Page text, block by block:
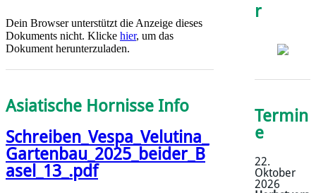
Dein Browser unterstützt die Anzeige dieses
Dokuments nicht. Klicke hier, um das
Dokument herunterzuladen.
Asiatische Hornisse Info
Schreiben_Vespa_Velutina_
Gartenbau_2025_beider_B
asel_13_.pdf
r
Termin
e
​22.
Oktober
2026